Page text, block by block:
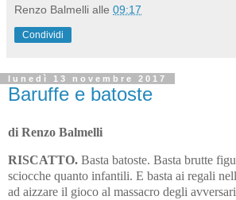
Renzo Balmelli alle 09:17
Condividi
lunedì 13 novembre 2017
Baruffe e batoste
di Renzo Balmelli
RISCATTO. Basta batoste. Basta brutte
sciocche quanto infantili. E basta ai regali
ad aizzare il gioco al massacro degli